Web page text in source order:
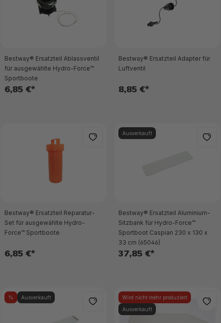
Bestway® Ersatzteil Ablassventil
für ausgewählte Hydro-Force™
Sportboote
6,85 €*
Bestway® Ersatzteil Adapter für
Luftventil
8,85 €*
Bestway® Ersatzteil Reparatur-
Set für ausgewählte Hydro-
Force™ Sportboote
6,85 €*
Ausverkauft
Bestway® Ersatzteil Aluminium-
Sitzbank für Hydro-Force™
Sportboot Caspian 230 x 130 x
33 cm (65046)
37,85 €*
% Ausverkauft
Wird nicht mehr produziert
Ausverkauft